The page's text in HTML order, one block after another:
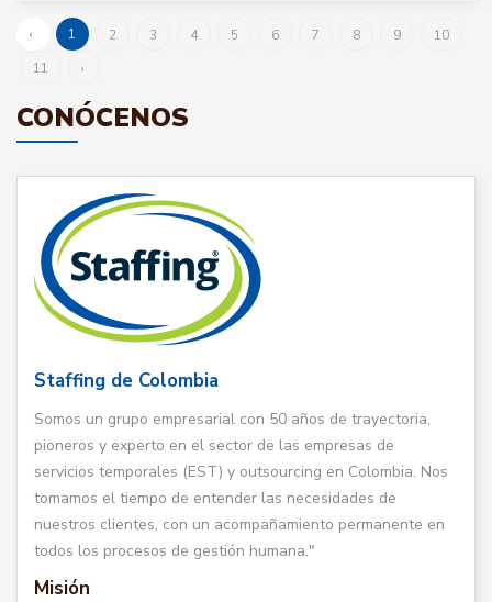
‹ 1 2 3 4 5 6 7 8 9
10
11
›
CONÓCENOS
Staffing de Colombia
Somos un grupo empresarial con 50 años de trayectoria,
pioneros y experto en el sector de las empresas de
servicios temporales (EST) y outsourcing en Colombia. Nos
tomamos el tiempo de entender las necesidades de
nuestros clientes, con un acompañamiento permanente en
todos los procesos de gestión humana."
Misión